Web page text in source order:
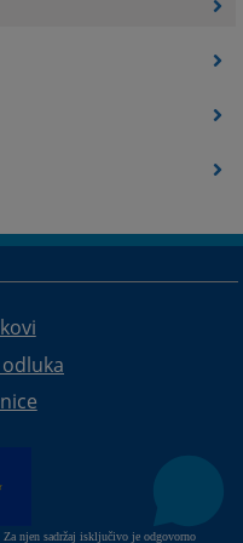
njen sadržaj isključivo je odgovorno